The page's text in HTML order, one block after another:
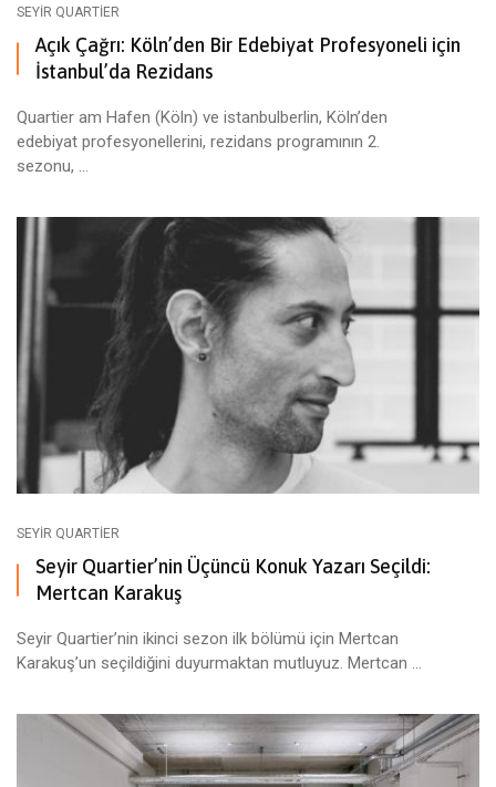
SEYIR QUARTIER
Açık Çağrı: Köln’den Bir Edebiyat Profesyoneli için
İstanbul’da Rezidans
Quartier am Hafen (Köln) ve istanbulberlin, Köln’den
edebiyat profesyonellerini, rezidans programının 2.
sezonu, ...
SEYIR QUARTIER
Seyir Quartier’nin Üçüncü Konuk Yazarı Seçildi:
Mertcan Karakuş
Seyir Quartier’nin ikinci sezon ilk bölümü için Mertcan
Karakuş’un seçildiğini duyurmaktan mutluyuz. Mertcan ...